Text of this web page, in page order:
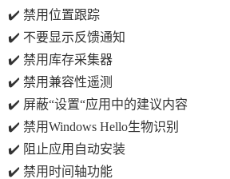
✔️ 禁用位置跟踪
✔️ 不要显示反馈通知
✔️ 禁用库存采集器
✔️ 禁用兼容性遥测
✔️ 屏蔽“设置“应用中的建议内容
✔️ 禁用Windows Hello生物识别
✔️ 阻止应用自动安装
✔️ 禁用时间轴功能